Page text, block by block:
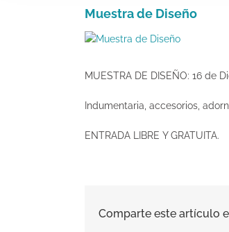
Muestra de Diseño
Ver
más
MUESTRA DE DISEÑO: 16 de
Indumentaria, accesorios,
ENTRADA LIBRE Y GRATUITA.
Comparte este artículo